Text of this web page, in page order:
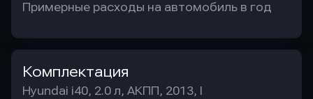
Примерные расходы на автомобиль в год
Комплектация
Hyundai i40, 2.0 л, АКПП, 2013, I